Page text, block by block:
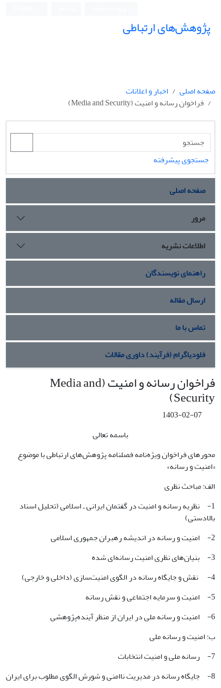
پژوهش‌های ارتباطی
صفحه اصلی
اخبار و اعلانات
فراخوان رسانه و امنیت (Media and Security)
جستجوی پیشرفته
صفحه اصلی
مرور
اطلاعات نشریه
راهنمای نویسندگان
ارسال مقاله
تماس با ما
فلودیاگرام (فرآیند) داوری مقالات
فراخوان رسانه و امنیت (Media and
Security)
1403-02-07
باسمه تعالی
محورهای فراخوان ویژه‌نامه فصلنامه پژوهش‌های ارتباطی با موضوع
«امنیت و رسانه»
الف: مباحث نظری
1- نظریه رسانه و امنیت در گفتمان ایرانی ـ اسلامی (تحلیل اسناد
بالادستی)
2- امنیت و رسانه در اندیشه رهبران جمهوری اسلامی
3- بنیان‌های نظری امنیت رسانه‌ای شده
4- نقش و جایگاه رسانه در الگوی امنیت‌سازی (داخلی و خارجی)
5- امنیت و سرمایه اجتماعی و نقش رسانه
6- امنیت و رسانه ملی در ایران از منظر آینده‌پژوهشی
ب: امنیت و رسانه ملی
7- رسانه ملی و امنیت انتخابات
8- جایگاه رسانه در مدیریت ناامنی و شورش الگوی مطلوب برای ایران